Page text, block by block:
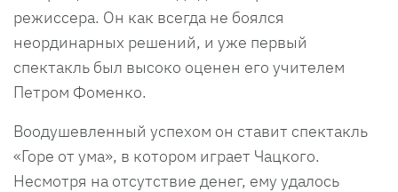
режиссера. Он как всегда не боялся
неординарных решений, и уже первый
спектакль был высоко оценен его учителем
Петром Фоменко.
Воодушевленный успехом он ставит спектакль
«Горе от ума», в котором играет Чацкого.
Несмотря на отсутствие денег, ему удалось